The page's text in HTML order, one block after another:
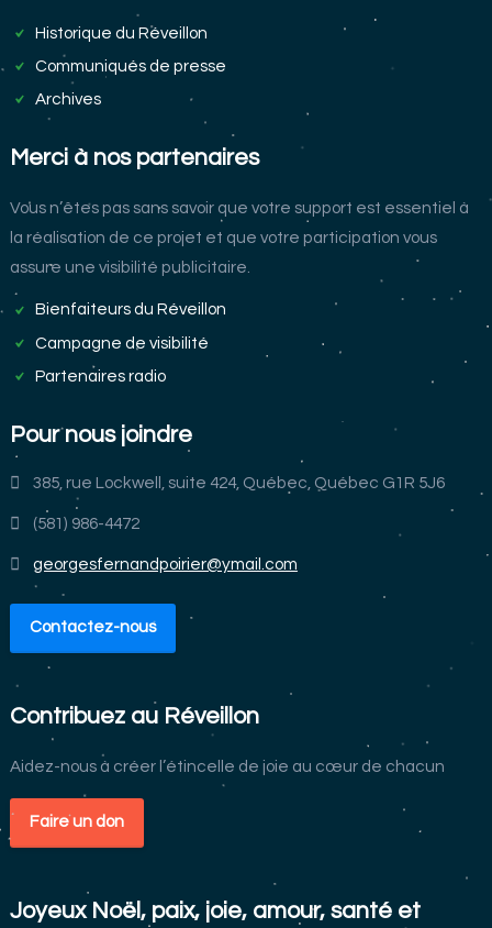
Historique du Réveillon
Communiqués de presse
Archives
Merci à nos partenaires
Vous n’êtes pas sans savoir que votre support est essentiel à
la réalisation de ce projet et que votre participation vous
assure une visibilité publicitaire.
Bienfaiteurs du Réveillon
Campagne de visibilité
Partenaires radio
Pour nous joindre
385, rue Lockwell, suite 424, Québec, Québec G1R 5J6
(581) 986-4472
georgesfernandpoirier@ymail.com
Contactez-nous
Contribuez au Réveillon
Aidez-nous à créer l’étincelle de joie au cœur de chacun
Faire un don
Joyeux Noël, paix, joie, amour, santé et